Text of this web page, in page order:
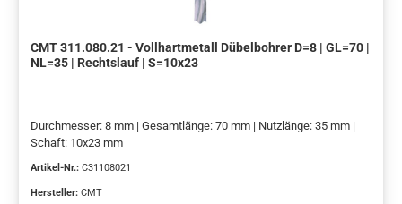
CMT 311.080.21 - Vollhartmetall Dübelbohrer D=8 | GL=70 |
NL=35 | Rechtslauf | S=10x23
Durchmesser: 8 mm | Gesamtlänge: 70 mm | Nutzlänge: 35 mm |
Schaft: 10x23 mm
Artikel-Nr.: C31108021
Hersteller: CMT